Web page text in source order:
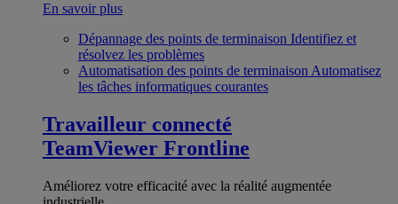
En savoir plus
Dépannage des points de terminaison Identifiez et
résolvez les problèmes
Automatisation des points de terminaison Automatisez
les tâches informatiques courantes
Travailleur connecté
TeamViewer Frontline
Améliorez votre efficacité avec la réalité augmentée